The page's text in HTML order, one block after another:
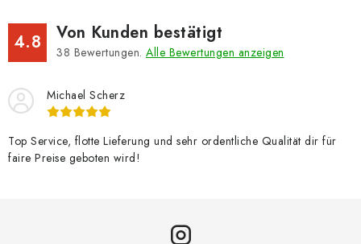
4.8 Von Kunden bestätigt
38 Bewertungen. Alle Bewertungen anzeigen
Michael Scherz
Top Service, flotte Lieferung und sehr ordentliche Qualität dir für
faire Preise geboten wird!